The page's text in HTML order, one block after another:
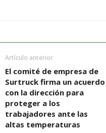
Artículo anterior
El comité de empresa de
Surtruck firma un acuerdo
con la dirección para
proteger a los
trabajadores ante las
altas temperaturas